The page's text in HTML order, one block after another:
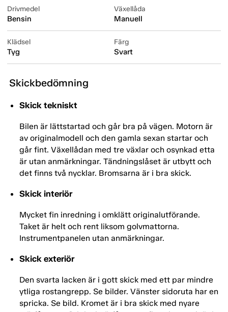
Drivmedel
Bensin
Växellåda
Manuell
Klädsel
Tyg
Färg
Svart
Skickbedömning
Skick tekniskt
Bilen är lättstartad och går bra på vägen. Motorn är
av originalmodell och den gamla sexan startar och
går fint. Växellådan med tre växlar och osynkad etta
är utan anmärkningar. Tändningslåset är utbytt och
det finns två nycklar. Bromsarna är i bra skick.
Skick interiör
Mycket fin inredning i omklätt originalutförande.
Taket är helt och rent liksom golvmattorna.
Instrumentpanelen utan anmärkningar.
Skick exteriör
Den svarta lacken är i gott skick med ett par mindre
ytliga rostangrepp. Se bilder. Vänster sidoruta har en
spricka. Se bild. Kromet är i bra skick med nyare